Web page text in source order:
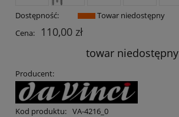
Dostępność:
Towar niedostępny
Cena:
110,00 zł
towar niedostępny
Producent:
Kod produktu: VA-4216_0